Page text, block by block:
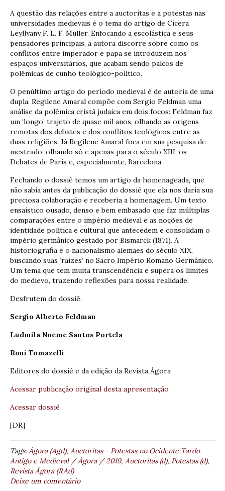
A questão das relações entre a auctoritas e a potestas nas
universidades medievais é o tema do artigo de Cícera
Leyllyany F. L. F. Müller. Enfocando a escolástica e seus
pensadores principais, a autora discorre sobre como os
conflitos entre imperador e papa se introduzem nos
espaços universitários, que acabam sendo palcos de
polêmicas de cunho teológico-político.
O penúltimo artigo do período medieval é de autoria de uma
dupla. Regilene Amaral compõe com Sergio Feldman uma
análise da polêmica cristã judaica em dois focos: Feldman faz
um ‘longo’ trajeto de quase mil anos, olhando as origens
remotas dos debates e dos conflitos teológicos entre as
duas religiões. Já Regilene Amaral foca em sua pesquisa de
mestrado, olhando só e apenas para o século XIII, os
Debates de Paris e, especialmente, Barcelona.
Fechando o dossiê temos um artigo da homenageada, que
não sabia antes da publicação do dossiê que ela nos daria sua
preciosa colaboração e receberia a homenagem. Um texto
ensaístico ousado, denso e bem embasado que faz múltiplas
comparações entre o império medieval e as noções de
identidade política e cultural que antecedem e consolidam o
império germânico gestado por Bismarck (1871). A
historiografia e o nacionalismo alemães do século XIX,
buscando suas ‘raízes’ no Sacro Império Romano Germânico.
Um tema que tem muita transcendência e supera os limites
do medievo, trazendo reflexões para nossa realidade.
Desfrutem do dossiê.
Sergio Alberto Feldman
Ludmila Noeme Santos Portela
Roni Tomazelli
Editores do dossiê e da edição da Revista Ágora
Acessar publicação original desta apresentação
Acessar dossiê
[DR]
Tags:Ágora (Agd), Auctoritas - Potestas no Ocidente Tardo
Antigo e Medieval / Ágora / 2019, Auctoritas (d), Potestas (d),
Revista Ágora (RAd)
Deixe um comentário